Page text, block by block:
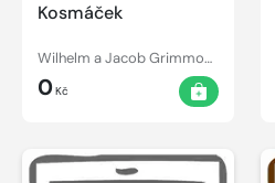
Kosmáček
Wilhelm a Jacob Grimmové
0Kč